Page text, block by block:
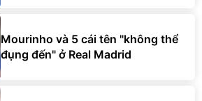
Mourinho và 5 cái tên "không thể
đụng đến" ở Real Madrid